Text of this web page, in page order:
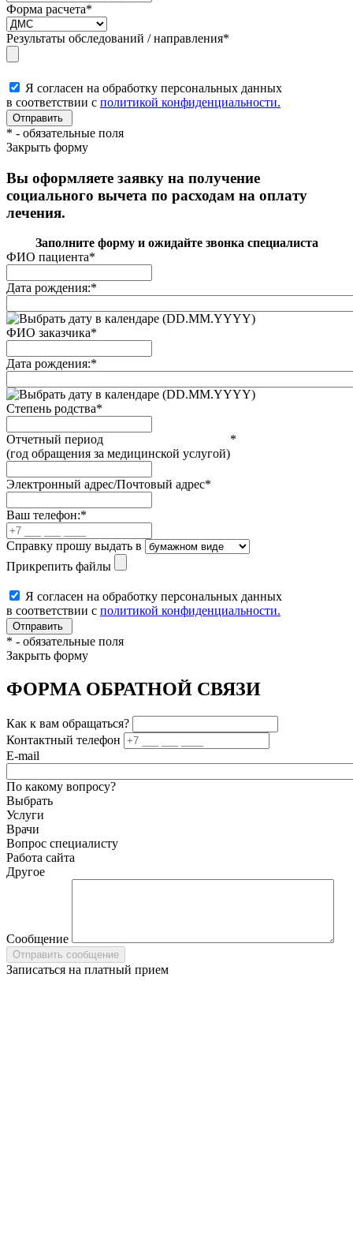
Форма расчета*
Результаты обследований / направления*
Я согласен на обработку персональных данных
в соответствии с политикой конфиденциальности.
* - обязательные поля
Закрыть форму
Вы оформляете заявку на получение
социального вычета по расходам на оплату
лечения.
Заполните форму и ожидайте звонка специалиста
ФИО пациента*
Дата рождения:*
(DD.MM.YYYY)
ФИО заказчика*
Дата рождения:*
(DD.MM.YYYY)
Степень родства*
Отчетный период
(год обращения за медицинской услугой)
*
Электронный адрес/Почтовый адрес*
Ваш телефон:*
Справку прошу выдать в
Прикрепить файлы
Я согласен на обработку персональных данных
в соответствии с политикой конфиденциальности.
* - обязательные поля
Закрыть форму
ФОРМА ОБРАТНОЙ СВЯЗИ
Как к вам обращаться?
Контактный телефон
E-mail
По какому вопросу?
Выбрать
Услуги
Врачи
Вопрос специалисту
Работа сайта
Другое
Сообщение
Записаться на платный прием